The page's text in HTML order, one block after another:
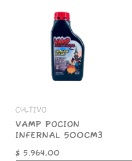
CULTIVO
VAMP POCION
INFERNAL 500CM3
$ 5.964,00
INFERNAL
cantidad